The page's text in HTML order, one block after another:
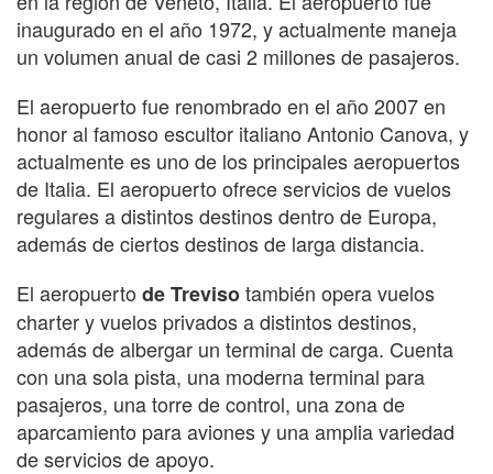
inaugurado en el año 1972, y actualmente maneja
un volumen anual de casi 2 millones de pasajeros.
El aeropuerto fue renombrado en el año 2007 en
honor al famoso escultor italiano Antonio Canova, y
actualmente es uno de los principales aeropuertos
de Italia. El aeropuerto ofrece servicios de vuelos
regulares a distintos destinos dentro de Europa,
además de ciertos destinos de larga distancia.
El aeropuerto de Trevisotambién opera vuelos
charter y vuelos privados a distintos destinos,
además de albergar un terminal de carga. Cuenta
con una sola pista, una moderna terminal para
pasajeros, una torre de control, una zona de
aparcamiento para aviones y una amplia variedad
de servicios de apoyo.